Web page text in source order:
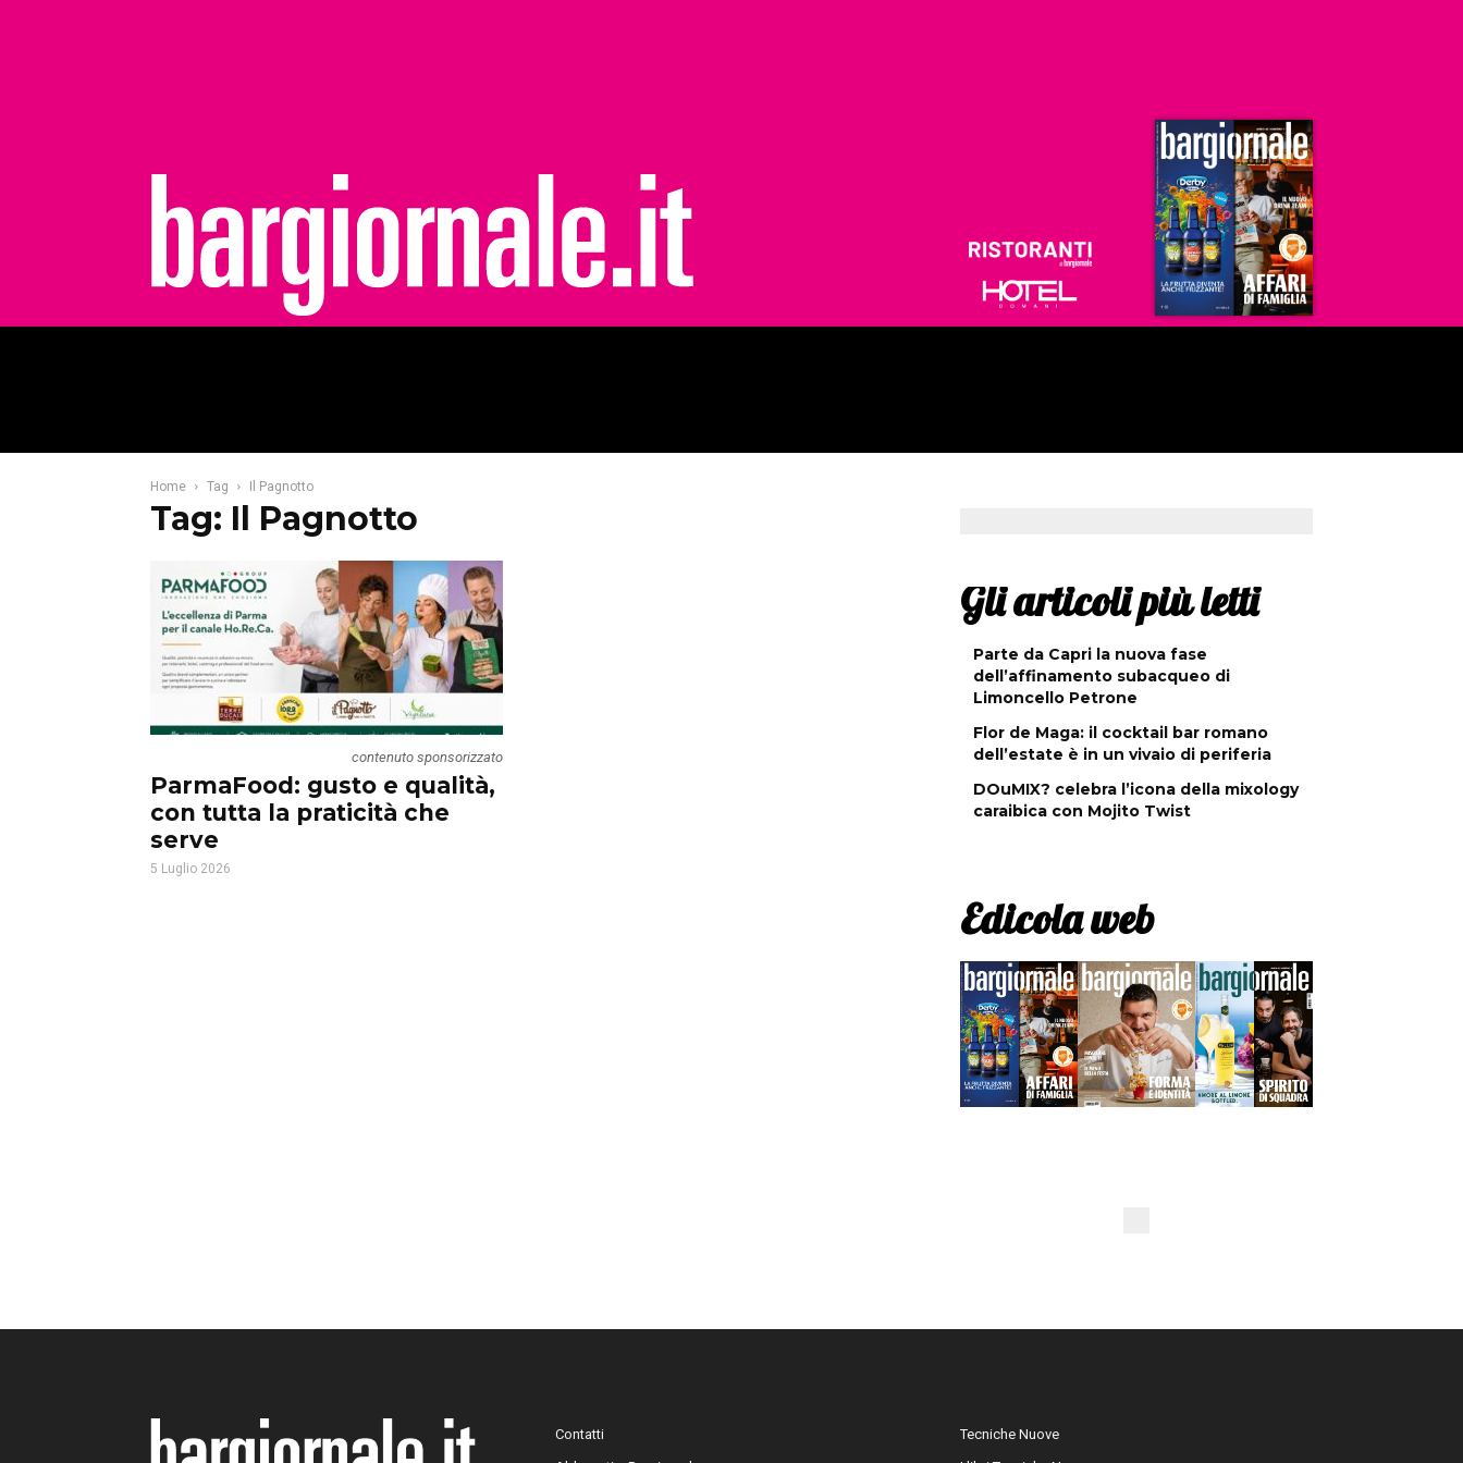
Ristoranti
Hoteldomani
Home Tag Il Pagnotto
Tag: Il Pagnotto
contenuto sponsorizzato
ParmaFood: gusto e qualità,
con tutta la praticità che
serve
5 Luglio 2026
Gli articoli più letti
Parte da Capri la nuova fase
dell’affinamento subacqueo di
Limoncello Petrone
Flor de Maga: il cocktail bar romano
dell’estate è in un vivaio di periferia
DOuMIX? celebra l’icona della mixology
caraibica con Mojito Twist
Edicola web
Contatti
Tecniche Nuove